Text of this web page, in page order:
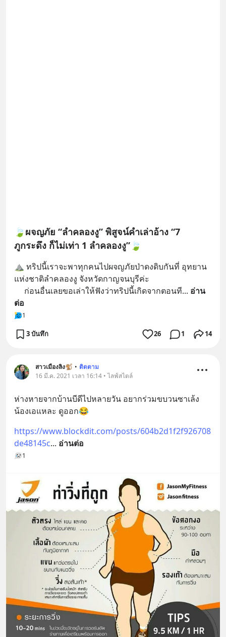
🍃ผจญภัย “ลำคลองงู” พิสูจน์คำเล่าอ้าง “7
ภูกระดึง ก็ไม่เท่า 1 ลำคลองงู”🍃
⛰️ ทริปนี้เราจะพาทุกคนไปผจญภัยป่าดงดิบกันที่ อุทยาน
แห่งชาติลำคลองงู จังหวัดกาญจนบุรีค่ะ
     ก่อนอื่นเลยขอเล่าให้ฟังว่าทริปนี้เกิดจากตอนที
... อ่าน
ต่อ
1
3 บันทึก 26 1 14
สาวเมืองลิง🐒 • ติดตาม
16 มี.ค. 2021 เวลา 16:14 • ไลฟ์สไตล์
ห่างหายจากบ้านบีดีไปหลายวัน อยากร่วมขบวนซาเล้ง
น้องเอแหละ ดูออก😂
https://www.blockdit.com/posts/604b2d1f2f926708
de48145c... อ่านต่อ
1